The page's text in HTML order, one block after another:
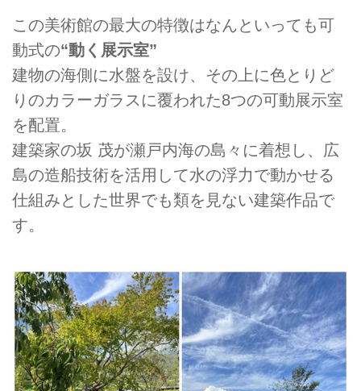
この美術館の最大の特徴はなんといっても可
動式の“動く展示室”
建物の海側に水盤を設け、その上に色とりど
りのカラーガラスに覆われた8つの可動展示室
を配置。
建築家の坂 茂が瀬戸内海の島々に着想し、広
島の造船技術を活用して水の浮力で動かせる
仕組みとした世界でも類を見ない建築作品で
す。